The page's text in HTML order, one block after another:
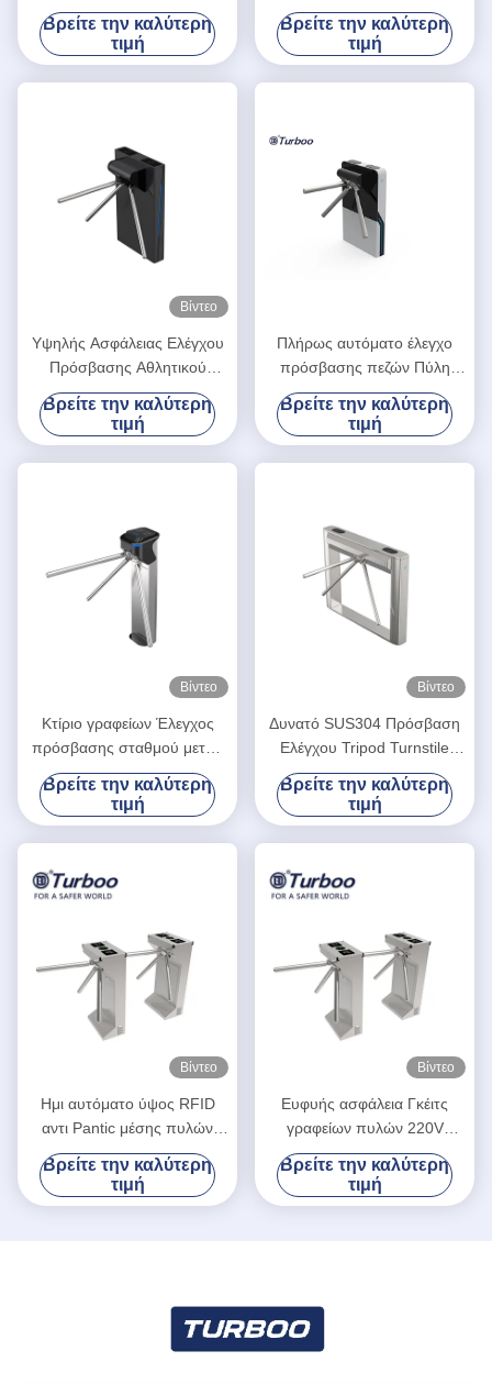
τρίποδα Τρεις βραχίονες
γύρισμα LV129
Βρείτε την καλύτερη
τιμή
υπολογισμό των
λειτουργιών, μπορεί να
λειτουργήσει με τον ελεγκτή
πρόσβασης εγκαθιστά
Βρείτε την καλύτερη
τιμή
Βίντεο
Υψηλής Ασφάλειας Ελέγχου
Πρόσβασης Αθλητικού
Κέντρου Ψηλά Τριπόδι
Γύρισμα LA1218
Βρείτε την καλύτερη
τιμή
Πλήρως αυτόματο έλεγχο
πρόσβασης πεζών Πύλη
στρογγυλοστάθμου Χάλυβα
ψυχρής κυλίας με βαφή 1,5
mm πάχος
Βρείτε την καλύτερη
τιμή
Βίντεο
Κτίριο γραφείων Έλεγχος
πρόσβασης σταθμού μετρό
Τρία χέρια Πύλη
στρογγυλοστάθμισης
ES1219
Βρείτε την καλύτερη
τιμή
Βίντεο
Δυνατό SUS304 Πρόσβαση
Ελέγχου Tripod Turnstile
Three Arm Gate ES1216
Βρείτε την καλύτερη
τιμή
Βίντεο
Ημι αυτόματο ύψος RFID
αντι Pantic μέσης πυλών
περιστροφικών πυλών
ελέγχου προσπέλασης
τρίποδων
Βρείτε την καλύτερη
τιμή
Βίντεο
Ευφυής ασφάλεια Γκέιτς
γραφείων πυλών 220V
περιστροφικών πυλών
τρίποδων
Βρείτε την καλύτερη
τιμή